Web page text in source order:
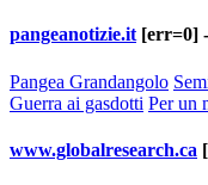
pangeanotizie.it [err=0] -
Pangea Grandangolo
Guerra ai gasdotti Per un
www.globalresearch.ca